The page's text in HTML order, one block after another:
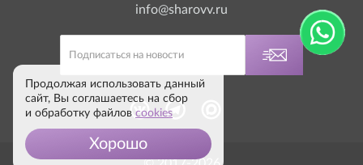
info@sharovv.ru
Продолжая использовать данный
сайт, Вы соглашаетесь на сбор
и обработку файлов cookies
Хорошо